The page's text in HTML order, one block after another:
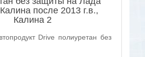
после 2013 г.в.,
Калина 2
Drive полиуретан без